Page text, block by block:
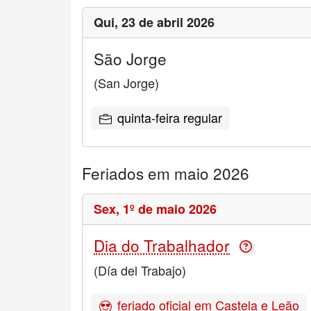
Qui, 23 de abril 2026
São Jorge
(San Jorge)
quinta-feira regular
Feriados em maio 2026
Sex, 1º de maio 2026
Dia do Trabalhador
(Día del Trabajo)
feriado oficial em Castela e Leão